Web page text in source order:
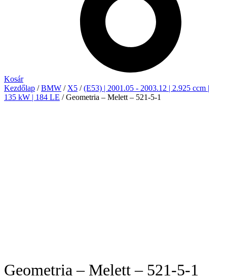
Kosár
Kezdőlap /BMW / X5 /(E53) | 2001.05 - 2003.12 | 2.925 ccm |
135 kW | 184 LE / Geometria – Melett – 521-5-1
Geometria – Melett – 521-5-1